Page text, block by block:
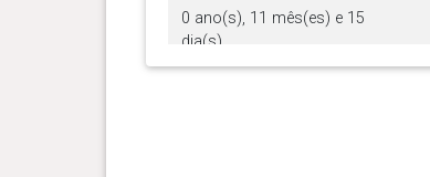
0 ano(s), 11 mês(es) e 15
dia(s)